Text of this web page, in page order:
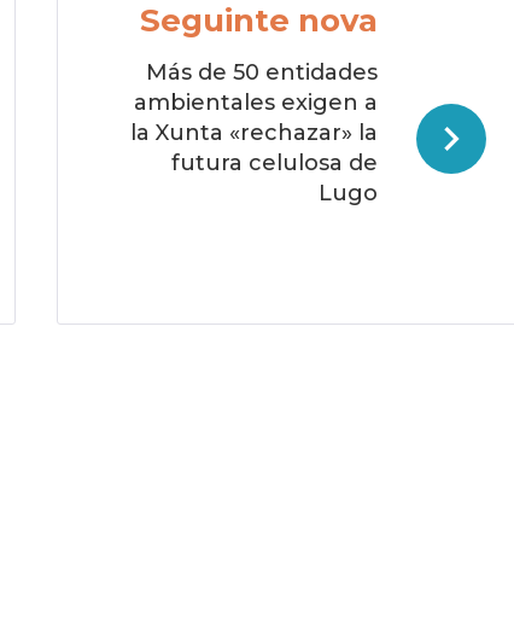
Seguinte nova
Más de 50 entidades
ambientales exigen a
la Xunta «rechazar» la
futura celulosa de
Lugo